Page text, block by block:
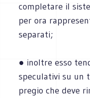
completare il
per ora
separati;
● inoltre esso
speculativi su un
pregio che deve